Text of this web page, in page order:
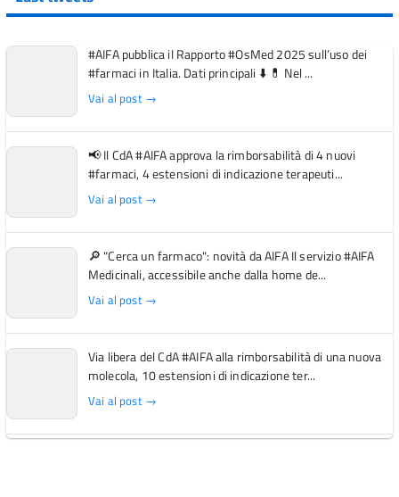
#AIFA pubblica il Rapporto #OsMed 2025 sull’uso dei
#farmaci in Italia. Dati principali ⬇️ 💊 Nel ...
Vai al post →
📢 Il CdA #AIFA approva la rimborsabilità di 4 nuovi
#farmaci, 4 estensioni di indicazione terapeuti...
Vai al post →
🔎 "Cerca un farmaco": novità da AIFA Il servizio #AIFA
Medicinali, accessibile anche dalla home de...
Vai al post →
Via libera del CdA #AIFA alla rimborsabilità di una nuova
molecola, 10 estensioni di indicazione ter...
Vai al post →